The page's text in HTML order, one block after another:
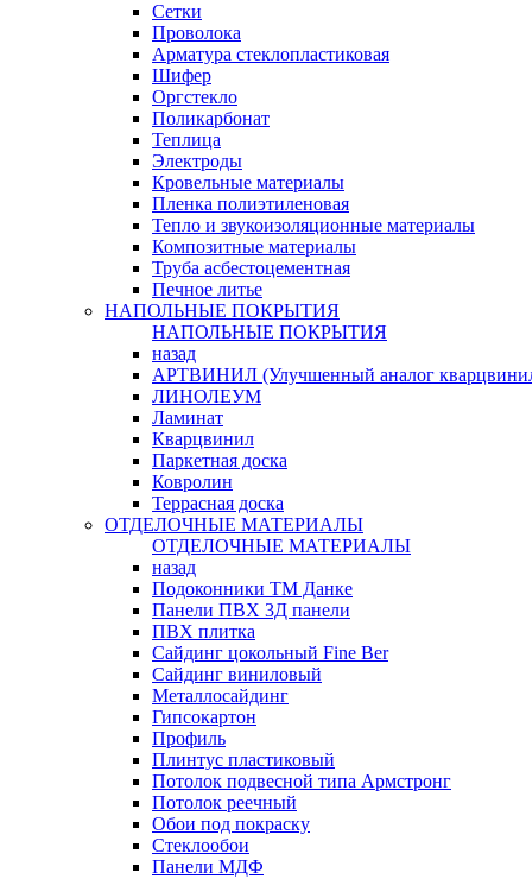
Сетки
Проволока
Арматура стеклопластиковая
Шифер
Оргстекло
Поликарбонат
Теплица
Электроды
Кровельные материалы
Пленка полиэтиленовая
Тепло и звукоизоляционные материалы
Композитные материалы
Труба асбестоцементная
Печное литье
НАПОЛЬНЫЕ ПОКРЫТИЯ
НАПОЛЬНЫЕ ПОКРЫТИЯ
назад
АРТВИНИЛ (Улучшенный аналог
ЛИНОЛЕУМ
Ламинат
Кварцвинил
Паркетная доска
Ковролин
Террасная доска
ОТДЕЛОЧНЫЕ МАТЕРИАЛЫ
ОТДЕЛОЧНЫЕ МАТЕРИАЛЫ
назад
Подоконники ТМ Данке
Панели ПВХ 3Д панели
ПВХ плитка
Сайдинг цокольный Fine Ber
Сайдинг виниловый
Металлосайдинг
Гипсокартон
Профиль
Плинтус пластиковый
Потолок подвесной типа Армстронг
Потолок реечный
Обои под покраску
Стеклообои
Панели МДФ